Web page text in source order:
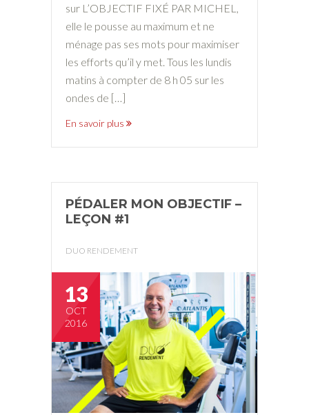
sur L’OBJECTIF FIXÉ PAR MICHEL,
elle le pousse au maximum et ne
ménage pas ses mots pour maximiser
les efforts qu’il y met. Tous les lundis
matins à compter de 8 h 05 sur les
ondes de […]
En savoir plus
PÉDALER MON OBJECTIF –
LEÇON #1
DUO RENDEMENT
13
OCT
2016